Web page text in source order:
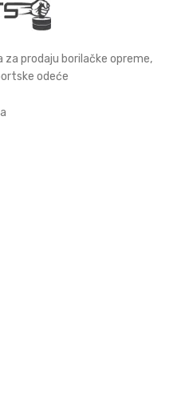
za prodaju borilačke opreme,
odeće